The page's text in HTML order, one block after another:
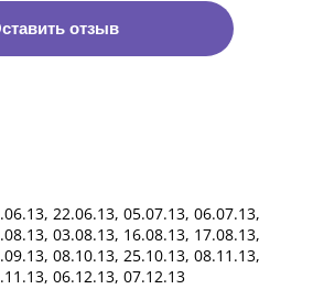
отзыв
22.06.13, 05.07.13, 06.07.13,
03.08.13, 16.08.13, 17.08.13,
08.10.13, 25.10.13, 08.11.13,
06.12.13, 07.12.13